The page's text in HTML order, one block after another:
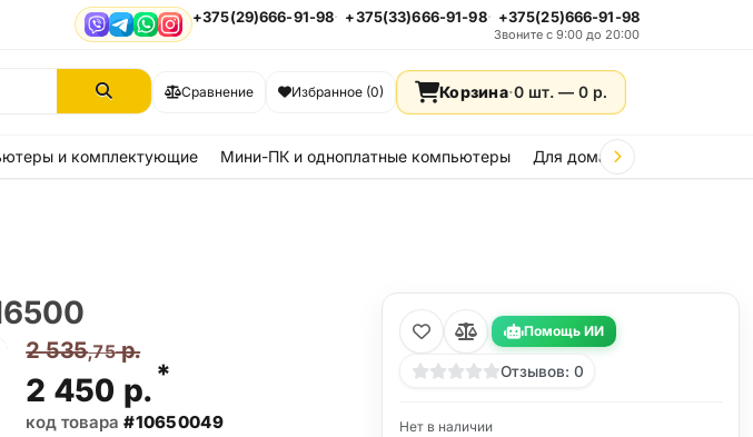
ViberTelegram
WhatsApp
Instagram
+375(29)666-91-98 +375(33)666-91-98 +375(25)666-91-98
Звоните с 9:00 до 20:00
Сравнение Избранное (0) Корзина·0 шт. — 0 р.
и комплектующие Мини-ПК и одноплатные компьютеры Для дома и дачи
2 535,75р.
2 450 р. *
код товара #10650049
Помощь ИИ
Отзывов: 0
Нет в наличии